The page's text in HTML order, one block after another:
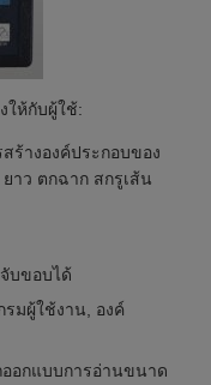
ให้กับผู้ใช้:
ร้างองค์ประกอบของ
าว ตกฉาก สกรูเส้น
บขอบได้
มผู้ใช้งาน, องค์
อกแบบการอ่านขนาด